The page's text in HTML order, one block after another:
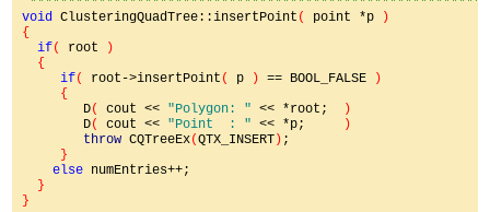
void ClusteringQuadTree::insertPoint ( point *p
)
{
if( root
)
  {
if( root->insertPoint ( p ) == BOOL_FALSE
)
     {
D( cout << "Polygon: " << *root;
)
D( cout << "Point  : " << *p;
)
throw CQTreeEx(QTX_INSERT ) ;
}
else numEntries++;
}
}